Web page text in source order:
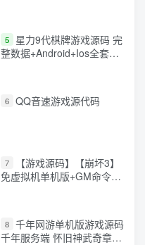
5
星力9代棋牌游戏源码 完
整数据+Android+Ios全套
6 QQ音速游戏源代码
7
【游戏源码】【崩坏3】
免虚拟机单机版+GM命令
8 千年网游单机版游戏源码
千年服务端 怀旧神武奇章一